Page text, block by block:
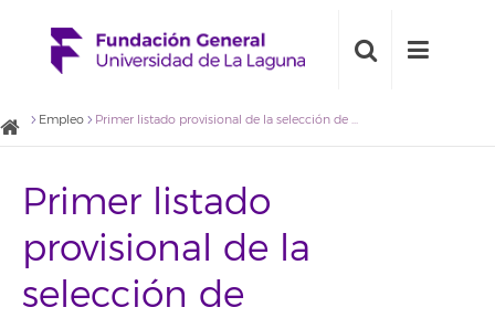
Empleo Primer listado provisional de la selección de personas para formar parte de la Escuela de Empleo
Primer listado
provisional de la
selección de